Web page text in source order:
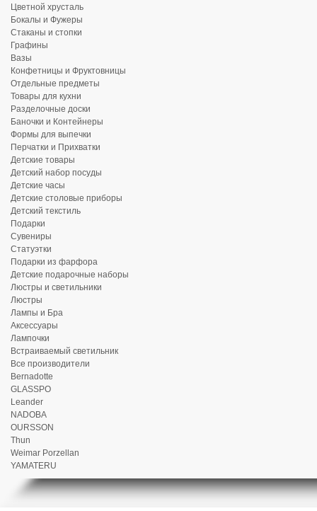
Цветной хрусталь
Бокалы и Фужеры
Стаканы и стопки
Графины
Вазы
Конфетницы и Фруктовницы
Отдельные предметы
Товары для кухни
Разделочные доски
Баночки и Контейнеры
Формы для выпечки
Перчатки и Прихватки
Детские товары
Детский набор посуды
Детские часы
Детские столовые приборы
Детский текстиль
Подарки
Сувениры
Статуэтки
Подарки из фарфора
Детские подарочные наборы
Люстры и светильники
Люстры
Лампы и Бра
Аксессуары
Лампочки
Встраиваемый светильник
Все производители
Bernadotte
GLASSPO
Leander
NADOBA
OURSSON
Thun
Weimar Porzellan
YAMATERU